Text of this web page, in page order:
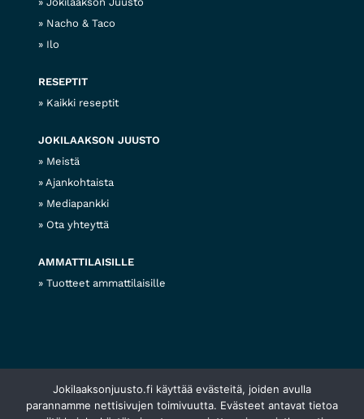
Nacho & Taco
Ilo
RESEPTIT
Kaikki reseptit
JOKILAAKSON JUUSTO
Meistä
Ajankohtaista
Mediapankki
Ota yhteyttä
AMMATTILAISILLE
Tuotteet ammattilaisille
© 2026 Jokilaakson juustoTietosuojaseloste
Evästekäytännöt
Web design
Jokilaaksonjuusto.fi käyttää evästeitä, joiden avulla
parannamme nettisivujen toimivuutta. Evästeet antavat tietoa